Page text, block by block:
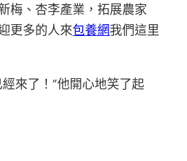
梅、杏李產業，拓展農家
更多的人來包養網我們這里
來了！”他開心地笑了起